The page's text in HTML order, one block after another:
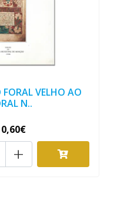
VELHO AO
N..
+